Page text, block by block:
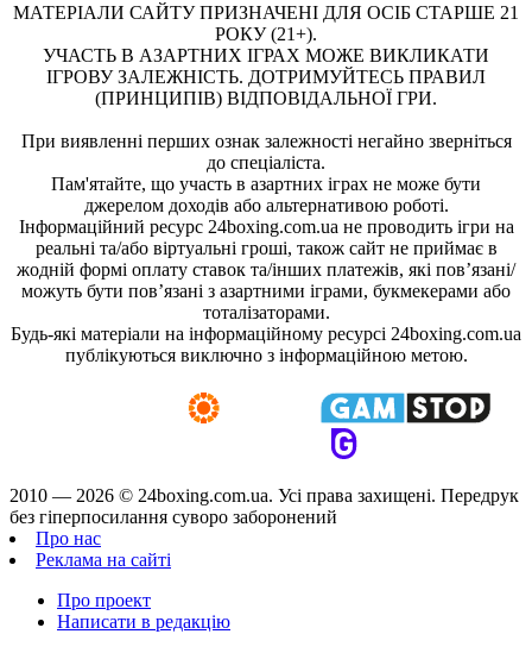
МАТЕРІАЛИ САЙТУ ПРИЗНАЧЕНІ ДЛЯ ОСІБ СТАРШЕ 21
РОКУ (21+).
УЧАСТЬ В АЗАРТНИХ ІГРАХ МОЖЕ ВИКЛИКАТИ
ІГРОВУ ЗАЛЕЖНІСТЬ. ДОТРИМУЙТЕСЬ ПРАВИЛ
(ПРИНЦИПІВ) ВІДПОВІДАЛЬНОЇ ГРИ.
При виявленні перших ознак залежності негайно зверніться
до спеціаліста.
Пам'ятайте, що участь в азартних іграх не може бути
джерелом доходів або альтернативою роботі.
Інформаційний ресурс 24boxing.com.ua не проводить ігри на
реальні та/або віртуальні гроші, також сайт не приймає в
жодній формі оплату ставок та/інших платежів, які пов’язані/
можуть бути пов’язані з азартними іграми, букмекерами або
тоталізаторами.
Будь-які матеріали на інформаційному ресурсі 24boxing.com.ua
публікуються виключно з інформаційною метою.
2010 — 2026 © 24boxing.com.ua. Усi права захищенi. Передрук
без гіперпосилання суворо заборонений
Про нас
Реклама на сайті
Про проект
Написати в редакцію